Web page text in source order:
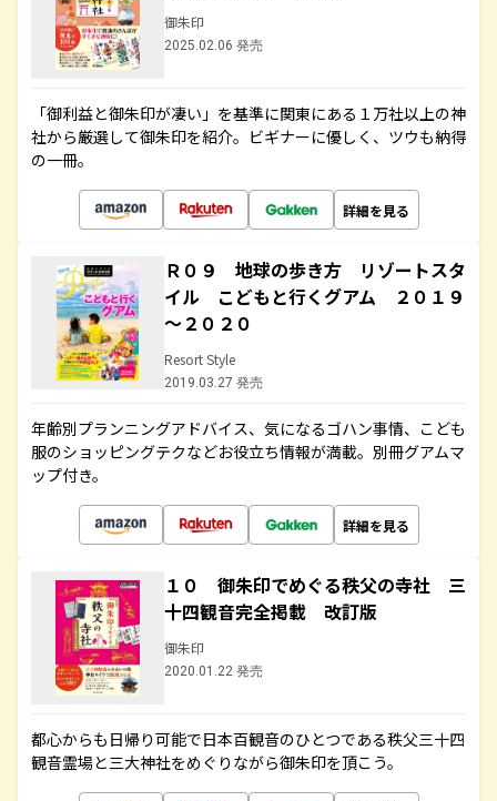
御朱印
2025.02.06 発売
「御利益と御朱印が凄い」を基準に関東にある１万社以上の神
社から厳選して御朱印を紹介。ビギナーに優しく、ツウも納得
の一冊。
詳細を見る
Ｒ０９ 地球の歩き方 リゾートスタ
イル こどもと行くグアム ２０１９
～２０２０
Resort Style
2019.03.27 発売
年齢別プランニングアドバイス、気になるゴハン事情、こども
服のショッピングテクなどお役立ち情報が満載。別冊グアムマ
ップ付き。
詳細を見る
１０ 御朱印でめぐる秩父の寺社 三
十四観音完全掲載 改訂版
御朱印
2020.01.22 発売
都心からも日帰り可能で日本百観音のひとつである秩父三十四
観音霊場と三大神社をめぐりながら御朱印を頂こう。